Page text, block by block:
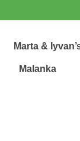
Marta &
Malanka